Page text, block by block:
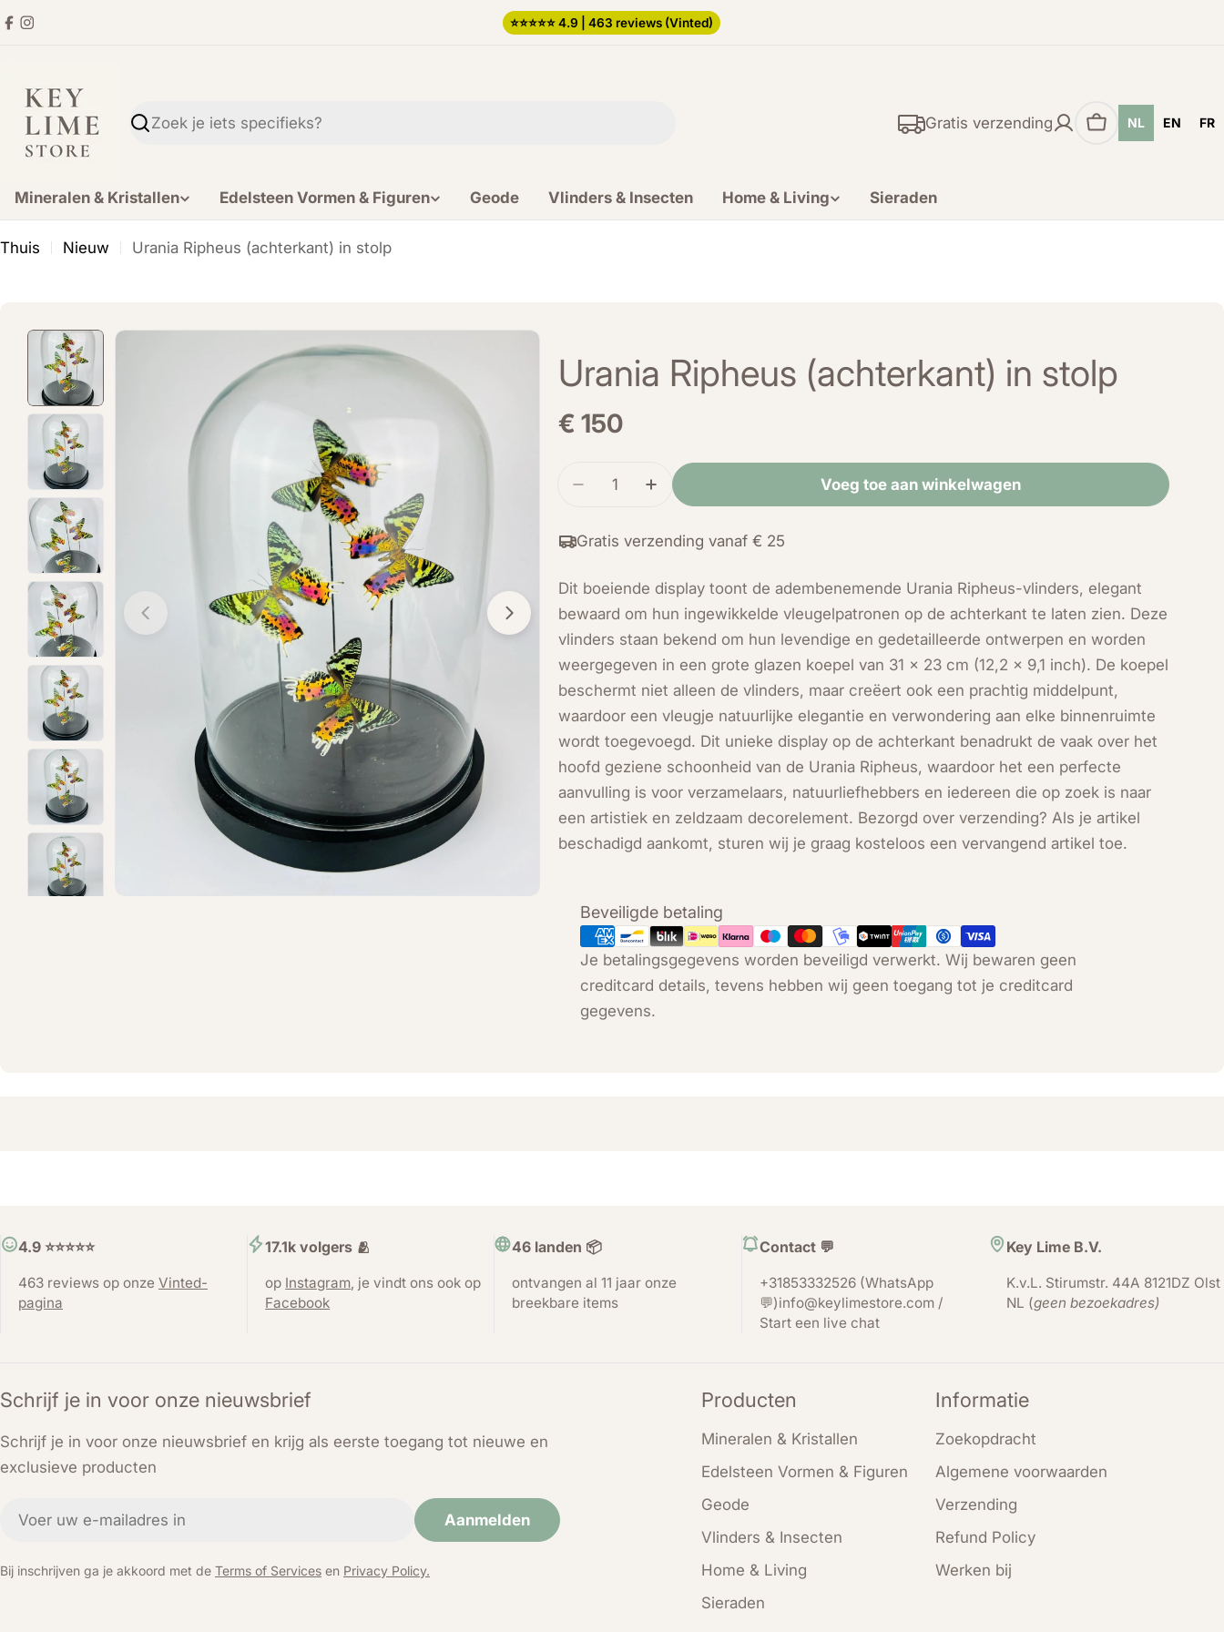
Ga
inhoud
Facebook
Instagram
⭐️⭐️⭐️⭐️⭐️ 4.9 | 463 reviews (Vinted)
Zoekopdracht
Gratis verzending
Winkelwagen
NL EN FR
Mineralen & Kristallen Edelsteen Vormen & Figuren Geode Vlinders & Insecten Home & Living Sieraden
Thuis Nieuw Urania Ripheus (achterkant) in stolp
Open media 0 in modal Open media 1 in modal Open media 2 in modal
Urania Ripheus (achterkant) in stolp
Normale
€ 150
Hoeveelheid
Verminder de hoeveelheid voor Urania Ripheus (achterkant) in stolp
Verhoog de hoeveelheid voor Urania Ripheus (achterkant) in stolp
Voeg toe aan winkelwagen
Gratis verzending vanaf € 25
Dit boeiende display toont de adembenemende Urania Ripheus-vlinders, elegant
bewaard om hun ingewikkelde vleugelpatronen op de achterkant te laten zien. Deze
vlinders staan bekend om hun levendige en gedetailleerde ontwerpen en worden
weergegeven in een grote glazen koepel van 31 x 23 cm (12,2 x 9,1 inch). De koepel
beschermt niet alleen de vlinders, maar creëert ook een prachtig middelpunt,
waardoor een vleugje natuurlijke elegantie en verwondering aan elke binnenruimte
wordt toegevoegd. Dit unieke display op de achterkant benadrukt de vaak over het
hoofd geziene schoonheid van de Urania Ripheus, waardoor het een perfecte
aanvulling is voor verzamelaars, natuurliefhebbers en iedereen die op zoek is naar
een artistiek en zeldzaam decorelement. Bezorgd over verzending? Als je artikel
beschadigd aankomt, sturen wij je graag kosteloos een vervangend artikel toe.
Beveiligde betaling
Betaalmethoden
Je betalingsgegevens worden beveiligd verwerkt. Wij bewaren geen
creditcard details, tevens hebben wij geen toegang tot je creditcard
gegevens.
4.9 ⭐️⭐️⭐️⭐️⭐️
463 reviews op onze Vinted-
pagina
17.1k volgers 🫂
op Instagram, je vindt ons ook op
Facebook
46 landen 📦
ontvangen al 11 jaar onze
breekbare items
Contact 💬
+31853332526 (WhatsApp
💬)info@keylimestore.com /
Start een live chat
Key Lime B.V.
K.v.L. Stirumstr. 44A 8121DZ Olst
NL (geen bezoekadres)
Schrijf je in voor onze nieuwsbrief
Schrijf je in voor onze nieuwsbrief en krijg als eerste toegang tot nieuwe en
exclusieve producten
Aanmelden
Bij inschrijven ga je akkoord met de Terms of Services en Privacy Policy.
Producten
Mineralen & Kristallen
Edelsteen Vormen & Figuren
Geode
Vlinders & Insecten
Home & Living
Sieraden
Informatie
Zoekopdracht
Algemene voorwaarden
Verzending
Refund Policy
Werken bij